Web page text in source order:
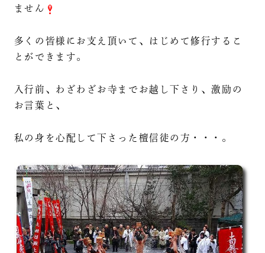
ません
多くの皆様にお支え頂いて、はじめて修行するこ
とができます。
入行前、わざわざお寺までお越し下さり、激励の
お言葉と、
私の身を心配して下さった檀信徒の方・・・。